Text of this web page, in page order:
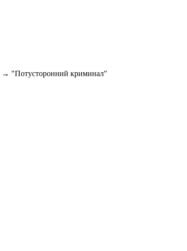
→ "Потусторонний криминал"